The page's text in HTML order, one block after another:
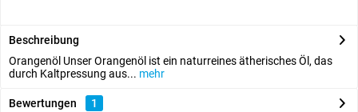
Beschreibung
Orangenöl Unser Orangenöl ist ein naturreines ätherisches Öl, das
durch Kaltpressung aus... mehr
Bewertungen
1